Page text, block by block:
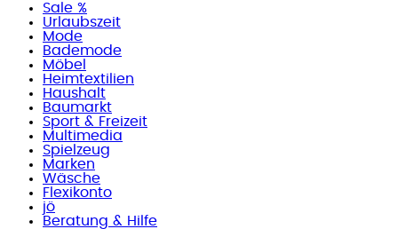
Sale %
Urlaubszeit
Mode
Bademode
Möbel
Heimtextilien
Haushalt
Baumarkt
Sport & Freizeit
Multimedia
Spielzeug
Marken
Wäsche
Flexikonto
jö
Beratung & Hilfe